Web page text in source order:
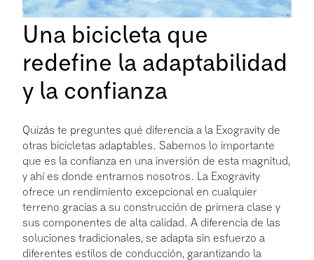
Una bicicleta que
redefine la adaptabilidad
y la confianza
Quizás te preguntes qué diferencia a la Exogravity de
otras bicicletas adaptables. Sabemos lo importante
que es la confianza en una inversión de esta magnitud,
y ahí es donde entramos nosotros. La Exogravity
ofrece un rendimiento excepcional en cualquier
terreno gracias a su construcción de primera clase y
sus componentes de alta calidad. A diferencia de las
soluciones tradicionales, se adapta sin esfuerzo a
diferentes estilos de conducción, garantizando la